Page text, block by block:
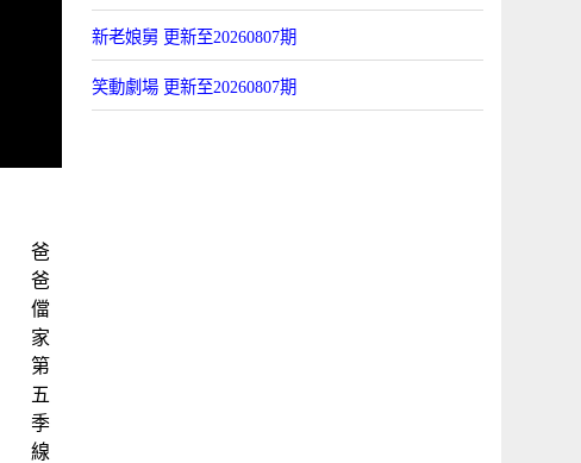
爸
爸
儅
家
第
五
季
線
新老娘舅 更新至20260807期
笑動劇場 更新至20260807期